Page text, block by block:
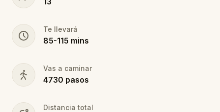
Te llevará
85-115 mins
Vas a caminar
4730 pasos
Distancia total